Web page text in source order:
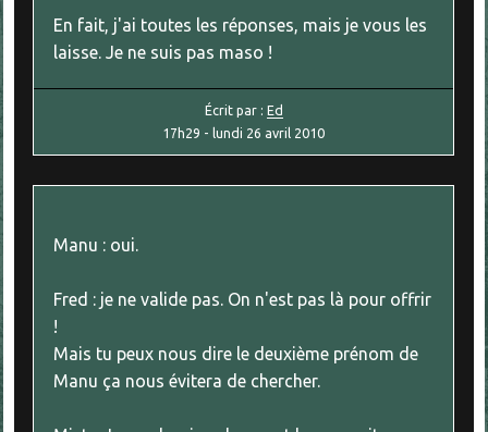
En fait, j'ai toutes les réponses, mais je vous les
laisse. Je ne suis pas maso !
Écrit par : Ed
17h29 - lundi 26 avril 2010
Manu : oui.
Fred : je ne valide pas. On n'est pas là pour offrir
!
Mais tu peux nous dire le deuxième prénom de
Manu ça nous évitera de chercher.